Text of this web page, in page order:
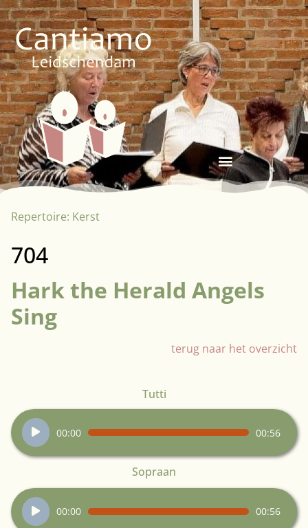
Repertoire: Kerst
704
Hark the Herald Angels
Sing
terug naar het overzicht
Tutti
Audiospeler
00:00 00:56
Sopraan
Audiospeler
00:00 00:56